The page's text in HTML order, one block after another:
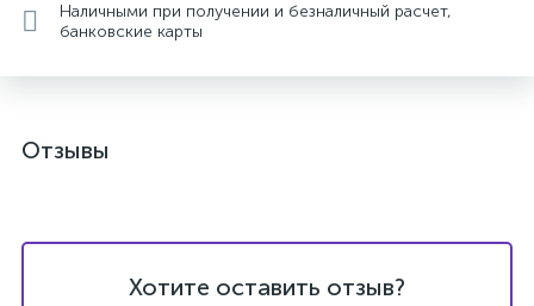
Наличными при получении и безналичный расчет,
банковские карты
Отзывы
Хотите оставить отзыв?